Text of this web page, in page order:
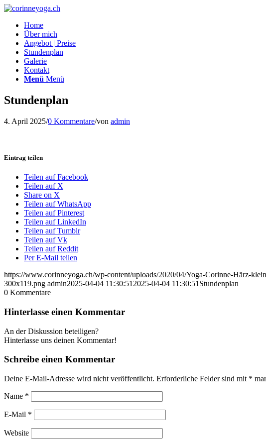
Home
Über mich
Angebot | Preise
Stundenplan
Galerie
Kontakt
Menü Menü
Stundenplan
4. April 2025/0 Kommentare/von admin
Eintrag teilen
Teilen auf Facebook
Teilen auf X
Share on X
Teilen auf WhatsApp
Teilen auf Pinterest
Teilen auf LinkedIn
Teilen auf Tumblr
Teilen auf Vk
Teilen auf Reddit
Per E-Mail teilen
https://www.corinneyoga.ch/wp-content/uploads/2020/04/Yoga-Corinne-Härz-
300x119.png admin2025-04-04 11:30:51 2025-04-04 11:30:51 Stundenplan
0 Kommentare
Hinterlasse einen Kommentar
An der Diskussion beteiligen?
Hinterlasse uns deinen Kommentar!
Schreibe einen Kommentar
Deine E-Mail-Adresse wird nicht veröffentlicht. Erforderliche Felder sind mit *
Name *
E-Mail *
Website